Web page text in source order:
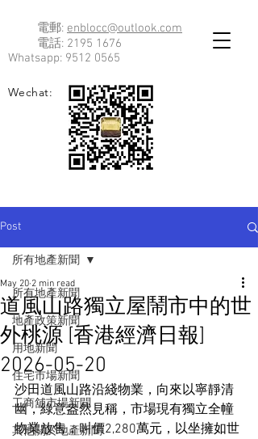
電郵: enblocc@outlook.com
電話: 2195 1676
Whatsapp: 9512 0565
Wechat:
Post
所有地產新聞
地產政策新聞
用地新聞
住宅市場新聞
工商舖市場新聞
其他關於地產新聞
所有地產新聞
道風山路獨立屋鬧市中的世
外桃源 [香港經濟日報]
2026-05-20
May 20 2 min read
沙田道風山路沿綫物業，向來以寧靜清
幽，綠意盎然見稱，市場現有獨立全幢
物業放售，叫價2,280萬元，以坐擁如世